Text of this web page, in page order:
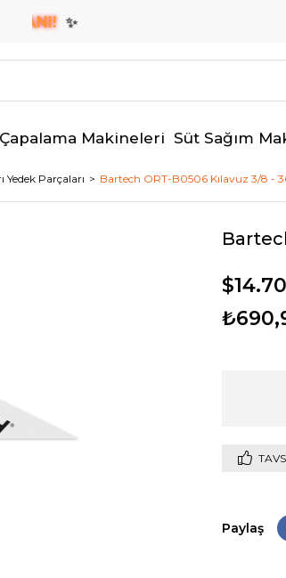
✨
Çapalama Makineleri Süt Sağım
Parçaları Bartech ORT-B0506 Kılavuz 3/8 -
$14.70
Paylaş